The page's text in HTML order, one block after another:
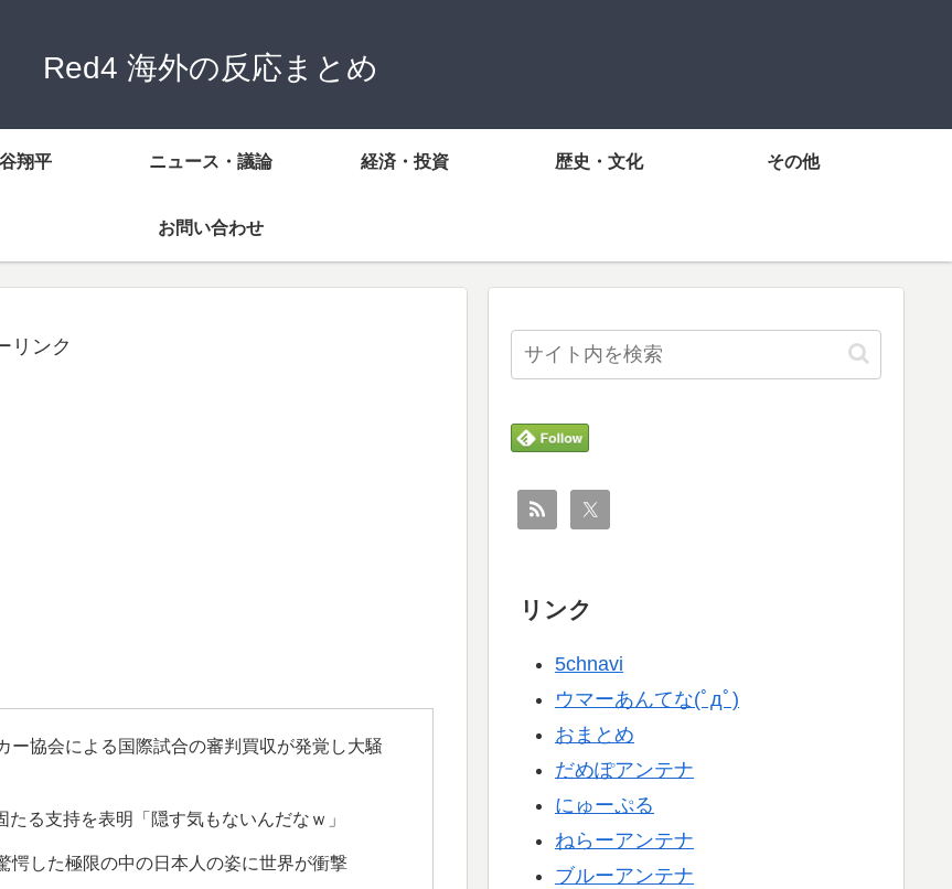
Red4 海外の反応まとめ
翔平 ニュース・議論 経済・投資 歴史・文化 その他
お問い合わせ
リンク
協会による国際試合の審判買収が発覚し大騒
る支持を表明「隠す気もないんだなｗ」
愕した極限の中の日本人の姿に世界が衝撃
リンク
5chnavi
ウマーあんてな(ﾟдﾟ)
おまとめ
だめぽアンテナ
にゅーぷる
ねらーアンテナ
ブルーアンテナ